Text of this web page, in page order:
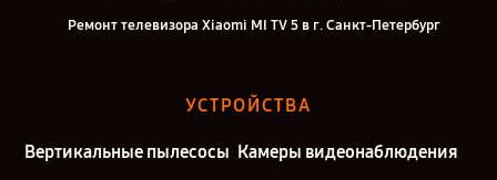
Ремонт телевизора Xiaomi MI TV 5 в г. Санкт-Петербург
УСТРОЙСТВА
Вертикальные пылесосы Камеры видеонаблюдения